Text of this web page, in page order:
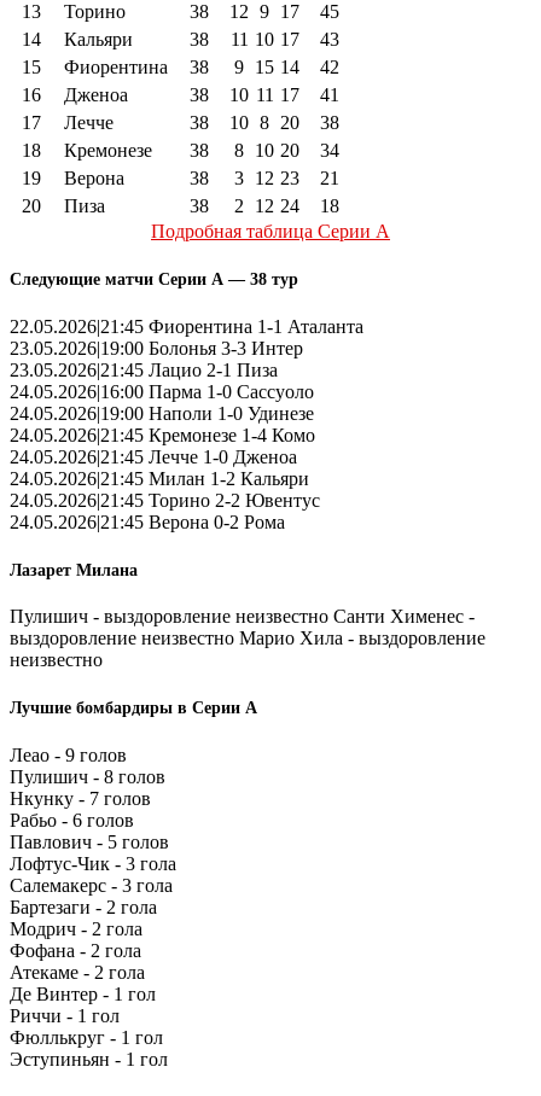
13
Торино 38 12 9 17
45
14
Кальяри 38 11 10 17
43
15
Фиорентина 38 9 15 14
42
16
Дженоа 38 10 11 17
41
17
Лечче 38 10 8 20
38
18
Кремонезе 38 8 10 20
34
19
Верона 38 3 12 23
21
20
Пиза 38 2 12 24
18
Подробная таблица Серии А
Следующие матчи Серии А — 38 тур
22.05.2026|21:45 Фиорентина 1-1 Аталанта
23.05.2026|19:00 Болонья 3-3 Интер
23.05.2026|21:45 Лацио 2-1 Пиза
24.05.2026|16:00 Парма 1-0 Сассуоло
24.05.2026|19:00 Наполи 1-0 Удинезе
24.05.2026|21:45 Кремонезе 1-4 Комо
24.05.2026|21:45 Лечче 1-0 Дженоа
24.05.2026|21:45 Милан 1-2 Кальяри
24.05.2026|21:45 Торино 2-2 Ювентус
24.05.2026|21:45 Верона 0-2 Рома
Лазарет Милана
Пулишич - выздоровление неизвестно Санти Хименес -
выздоровление неизвестно Марио Хила - выздоровление
неизвестно
Лучшие бомбардиры в Серии А
Леао - 9 голов
Пулишич - 8 голов
Нкунку - 7 голов
Рабьо - 6 голов
Павлович - 5 голов
Лофтус-Чик - 3 гола
Салемакерс - 3 гола
Бартезаги - 2 гола
Модрич - 2 гола
Фофана - 2 гола
Атекаме - 2 гола
Де Винтер - 1 гол
Риччи - 1 гол
Фюллькруг - 1 гол
Эступиньян - 1 гол